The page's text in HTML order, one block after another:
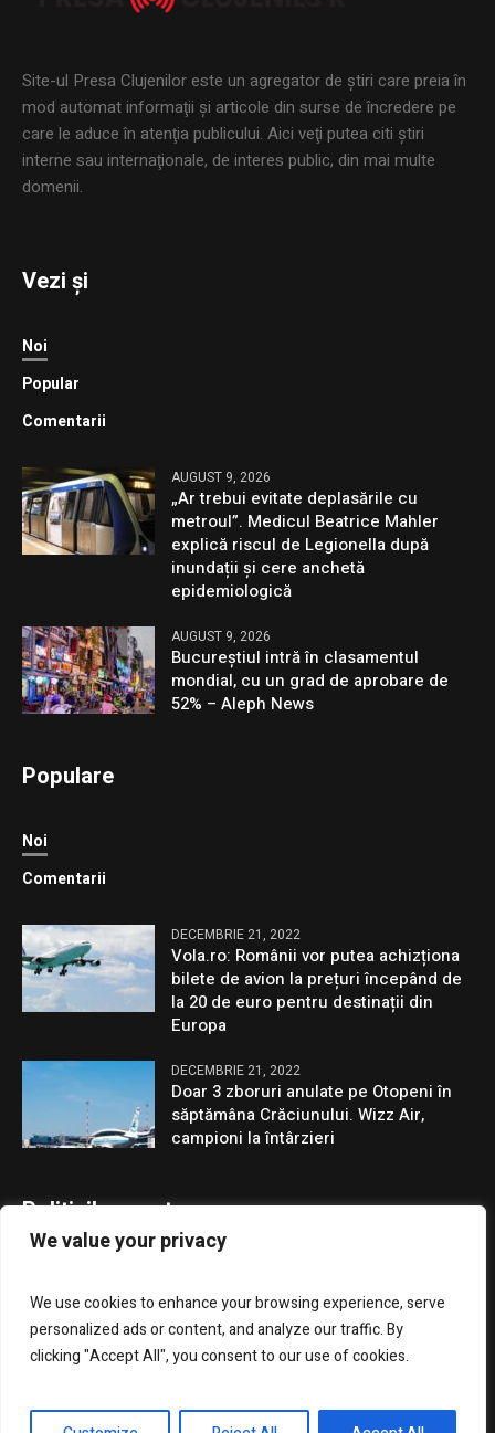
We value your privacy
We use cookies to enhance your browsing experience, serve
personalized ads or content, and analyze our traffic. By
clicking "Accept All", you consent to our use of cookies.
Site-ul Presa Clujenilor este un agregator de ştiri care preia în
mod automat informaţii şi articole din surse de încredere pe
care le aduce în atenţia publicului. Aici veţi putea citi ştiri
interne sau internaţionale, de interes public, din mai multe
domenii.
Vezi și
Noi
Popular
Comentarii
AUGUST 9, 2026
„Ar trebui evitate deplasările cu
metroul”. Medicul Beatrice Mahler
explică riscul de Legionella după
inundații și cere anchetă
epidemiologică
AUGUST 9, 2026
Bucureștiul intră în clasamentul
mondial, cu un grad de aprobare de
52% – Aleph News
Populare
Noi
Comentarii
DECEMBRIE 21, 2022
Vola.ro: Românii vor putea achizționa
bilete de avion la prețuri începând de
la 20 de euro pentru destinații din
Europa
DECEMBRIE 21, 2022
Doar 3 zboruri anulate pe Otopeni în
săptămâna Crăciunului. Wizz Air,
campioni la întârzieri
Politicile noastre
GDPR